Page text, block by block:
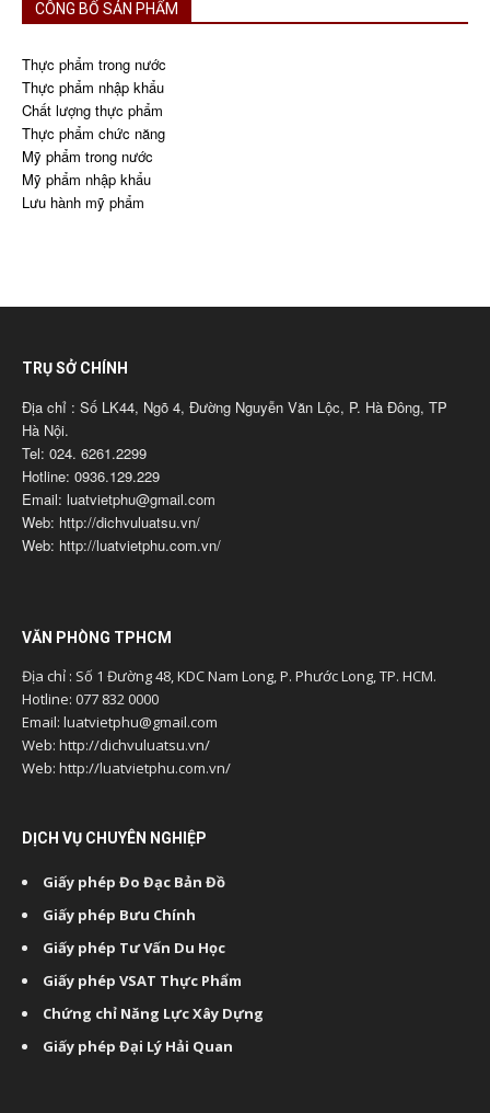
CÔNG BỐ SẢN PHẨM
Thực phẩm trong nước
Thực phẩm nhập khẩu
Chất lượng thực phẩm
Thực phẩm chức năng
Mỹ phẩm trong nước
Mỹ phẩm nhập khẩu
Lưu hành mỹ phẩm
TRỤ SỞ CHÍNH
Địa chỉ : Số LK44, Ngõ 4, Đường Nguyễn Văn Lộc, P. Hà Đông, TP
Hà Nội.
Tel: 024. 6261.2299
Hotline: 0936.129.229
Email: luatvietphu@gmail.com
Web: http://dichvuluatsu.vn/
Web: http://luatvietphu.com.vn/
VĂN PHÒNG TPHCM
Địa chỉ : Số 1 Đường 48, KDC Nam Long, P. Phước Long, TP. HCM.
Hotline: 077 832 0000
Email: luatvietphu@gmail.com
Web: http://dichvuluatsu.vn/
Web: http://luatvietphu.com.vn/
DỊCH VỤ CHUYÊN NGHIỆP
Giấy phép Đo Đạc Bản Đồ
Giấy phép Bưu Chính
Giấy phép Tư Vấn Du Học
Giấy phép VSAT Thực Phẩm
Chứng chỉ Năng Lực Xây Dựng
Giấy phép Đại Lý Hải Quan